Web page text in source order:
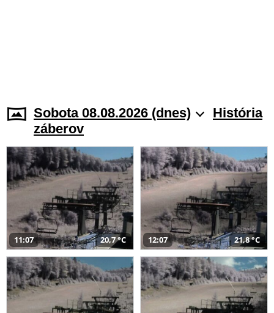
Sobota 08.08.2026 (dnes)
História
záberov
11:07 20,7 °C 12:07 21,8 °C